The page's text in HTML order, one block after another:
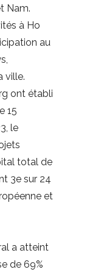
Nam.
à Ho
au
ville.
ont établi
15
le
total de
3e sur 24
et
a atteint
de 69%